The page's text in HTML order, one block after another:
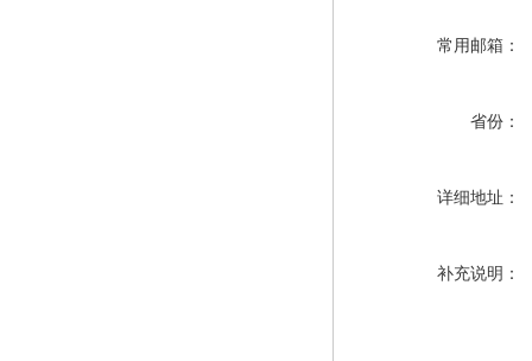
常用邮箱：
省份：
详细地址：
补充说明：